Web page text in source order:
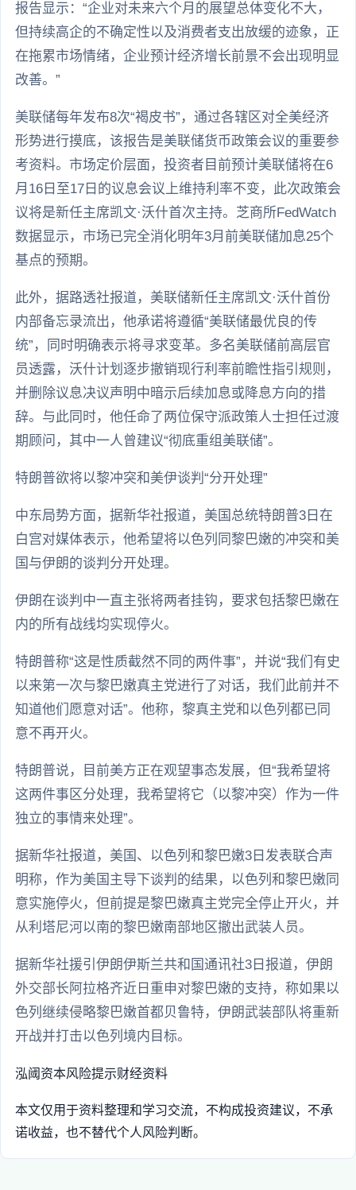
报告显示：“企业对未来六个月的展望总体变化不大，
但持续高企的不确定性以及消费者支出放缓的迹象，正
在拖累市场情绪，企业预计经济增长前景不会出现明显
改善。”
美联储每年发布8次“褐皮书”，通过各辖区对全美经济
形势进行摸底，该报告是美联储货币政策会议的重要参
考资料。市场定价层面，投资者目前预计美联储将在6
月16日至17日的议息会议上维持利率不变，此次政策会
议将是新任主席凯文·沃什首次主持。芝商所FedWatch
数据显示，市场已完全消化明年3月前美联储加息25个
基点的预期。
此外，据路透社报道，美联储新任主席凯文·沃什首份
内部备忘录流出，他承诺将遵循“美联储最优良的传
统”，同时明确表示将寻求变革。多名美联储前高层官
员透露，沃什计划逐步撤销现行利率前瞻性指引规则，
并删除议息决议声明中暗示后续加息或降息方向的措
辞。与此同时，他任命了两位保守派政策人士担任过渡
期顾问，其中一人曾建议“彻底重组美联储”。
特朗普欲将以黎冲突和美伊谈判“分开处理”
中东局势方面，据新华社报道，美国总统特朗普3日在
白宫对媒体表示，他希望将以色列同黎巴嫩的冲突和美
国与伊朗的谈判分开处理。
伊朗在谈判中一直主张将两者挂钩，要求包括黎巴嫩在
内的所有战线均实现停火。
特朗普称“这是性质截然不同的两件事”，并说“我们有史
以来第一次与黎巴嫩真主党进行了对话，我们此前并不
知道他们愿意对话”。他称，黎真主党和以色列都已同
意不再开火。
特朗普说，目前美方正在观望事态发展，但“我希望将
这两件事区分处理，我希望将它（以黎冲突）作为一件
独立的事情来处理”。
据新华社报道，美国、以色列和黎巴嫩3日发表联合声
明称，作为美国主导下谈判的结果，以色列和黎巴嫩同
意实施停火，但前提是黎巴嫩真主党完全停止开火，并
从利塔尼河以南的黎巴嫩南部地区撤出武装人员。
据新华社援引伊朗伊斯兰共和国通讯社3日报道，伊朗
外交部长阿拉格齐近日重申对黎巴嫩的支持，称如果以
色列继续侵略黎巴嫩首都贝鲁特，伊朗武装部队将重新
开战并打击以色列境内目标。
泓阈资本风险提示财经资料
本文仅用于资料整理和学习交流，不构成投资建议，不承
诺收益，也不替代个人风险判断。